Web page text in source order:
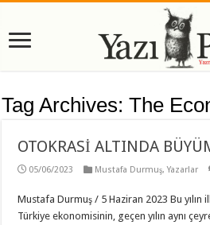
Tag Archives:The
OTOKRASİ ALTINDA
05/06/2023 Mustafa Durmuş,Yazarlar
Mustafa Durmuş / 5 Haziran 2023 Bu yılın
Türkiye ekonomisinin, geçen yılın aynı